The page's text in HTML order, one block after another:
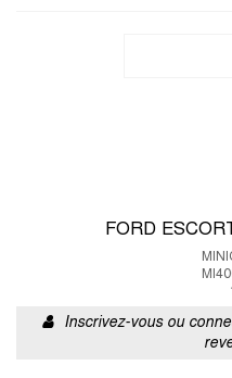
FORD
Inscrivez-vous ou